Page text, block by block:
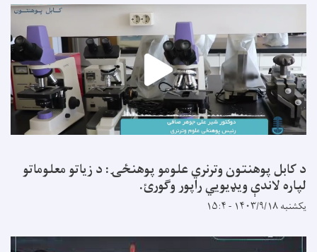
د کابل پوهنتون وترنري علومو پوهنځۍ: د زیاتو معلوماتو
لپاره لاندې ویډیويي راپور وګورئ.
یکشنبه ۱۴۰۳/۹/۱۸ - ۱۵:۴